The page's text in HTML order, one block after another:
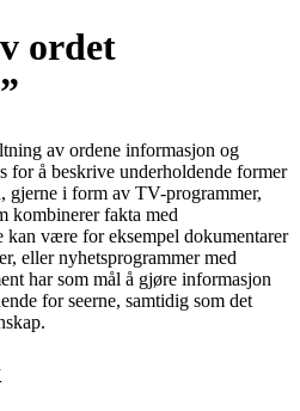
ordet
av ordene informasjon og
for å beskrive underholdende former
gjerne i form av TV-programmer,
kombinerer fakta med
kan være for eksempel dokumentarer
eller nyhetsprogrammer med
har som mål å gjøre informasjon
for seerne, samtidig som det